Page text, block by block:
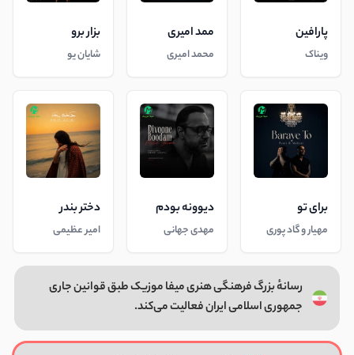
پارافین
ویناک
ممد امیری
محمد امیری
بزار برو
شایان یو
برای تو
مهیار و گاد پوری
دیوونه بودم
مهدی جهانی
دختر بندر
امیر عظیمی
رسانهٔ بزرگ فرهنگی هنری میفا موزیک طبق قوانین جاری
جمهوری اسلامی ایران فعالیت می‌کند.